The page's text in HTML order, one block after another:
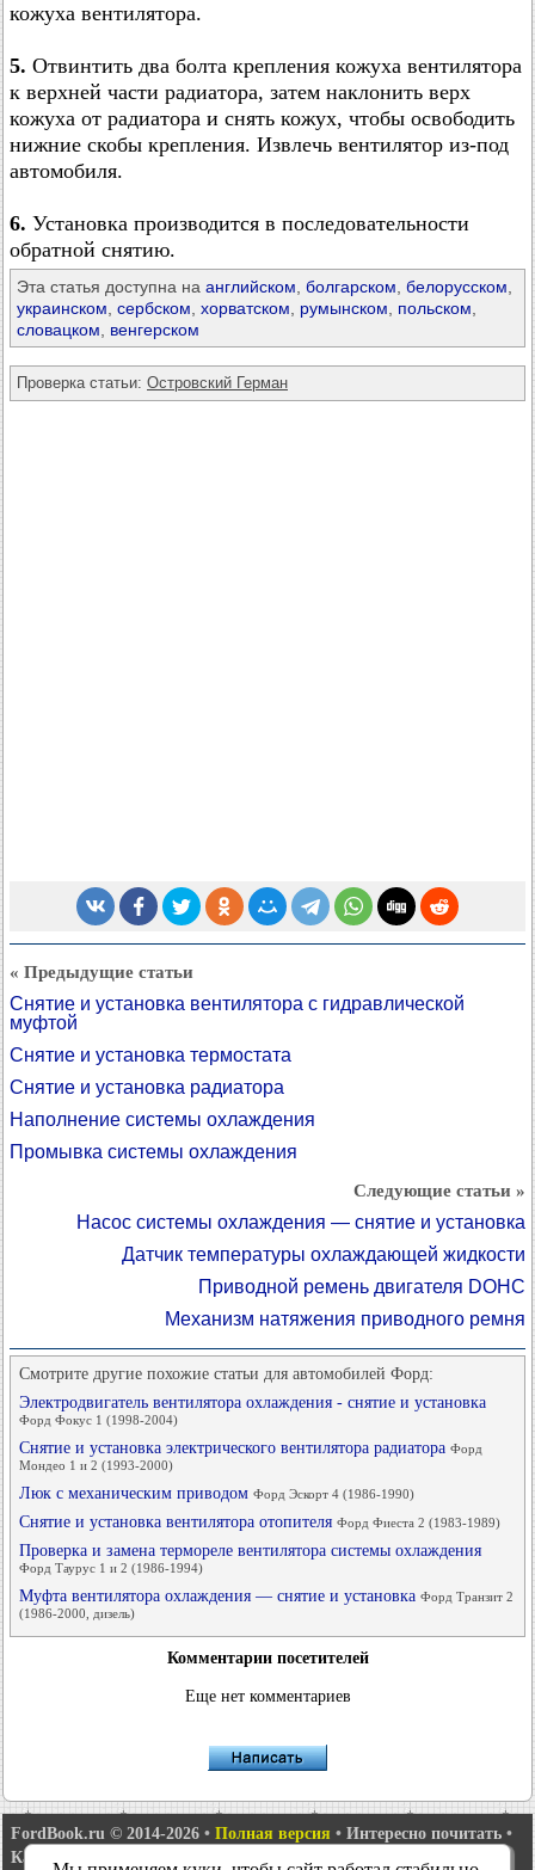
кожуха вентилятора.
5. Отвинтить два болта крепления кожуха вентилятора
к верхней части радиатора, затем наклонить верх
кожуха от радиатора и снять кожух, чтобы освободить
нижние скобы крепления. Извлечь вентилятор из-под
автомобиля.
6. Установка производится в последовательности
обратной снятию.
Эта статья доступна на английском болгарском белорусском
украинском сербском хорватском румынском польском
словацком
венгерском
Проверка статьи: Островский Герман
« Предыдущие статьи
Снятие и установка вентилятора с гидравлической
муфтой
Снятие и установка термостата
Снятие и установка радиатора
Наполнение системы охлаждения
Промывка системы охлаждения
Следующие статьи »
Насос системы охлаждения — снятие и установка
Датчик температуры охлаждающей жидкости
Приводной ремень двигателя DOHC
Механизм натяжения приводного ремня
Смотрите другие похожие статьи для автомобилей Форд:
Электродвигатель вентилятора охлаждения - снятие и установка
Форд Фокус 1 (1998-2004)
Снятие и установка электрического вентилятора радиатора Форд
Мондео 1 и 2 (1993-2000)
Люк с механическим приводом Форд Эскорт 4 (1986-1990)
Снятие и установка вентилятора отопителя Форд Фиеста 2 (1983-1989)
Проверка и замена термореле вентилятора системы охлаждения
Форд Таурус 1 и 2 (1986-1994)
Муфта вентилятора охлаждения — снятие и установка Форд Транзит 2
(1986-2000, дизель)
Комментарии посетителей
Еще нет комментариев
FordBook.ru © 2014-2026 • Полная версия • Интересно почитать •
Карта сайта